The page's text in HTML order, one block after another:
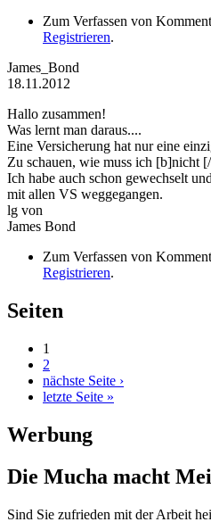
Zum Verfassen von
Registrieren.
James_Bond
18.11.2012
Hallo zusammen!
Was lernt man daraus....
Eine Versicherung hat nur eine
Zu schauen, wie muss ich [b]nicht
Ich habe auch schon gewechselt
mit allen VS weggegangen.
lg von
James Bond
Zum Verfassen von
Registrieren.
Seiten
1
2
nächste Seite ›
letzte Seite »
Werbung
Die Mucha macht
Sind Sie zufrieden mit der Arbeit